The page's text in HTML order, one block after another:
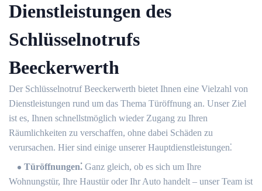
Dienstleistungen des
Schlüsselnotrufs
Beeckerwerth
Der Schlüsselnotruf Beeckerwerth bietet Ihnen eine Vielzahl von
Dienstleistungen rund um das Thema Türöffnung an.​ Unser Ziel
ist es, Ihnen schnellstmöglich wieder Zugang zu Ihren
Räumlichkeiten zu verschaffen, ohne dabei Schäden zu
verursachen.​ Hier sind einige unserer Hauptdienstleistungen⁚
Türöffnungen⁚ Ganz gleich, ob es sich um Ihre
Wohnungstür, Ihre Haustür oder Ihr Auto handelt – unser Team ist